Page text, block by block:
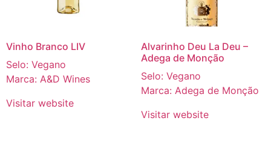
Vinho Branco LIV
Selo: Vegano
Marca: A&D Wines
Visitar website
Alvarinho Deu La Deu –
Adega de Monção
Selo: Vegano
Marca: Adega de Monção
Visitar website